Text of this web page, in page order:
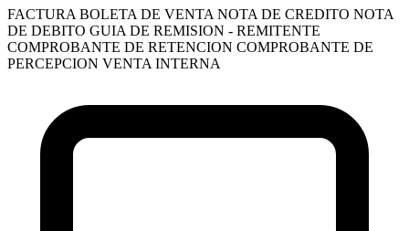
FACTURA BOLETA DE VENTA NOTA DE CREDITO NOTA
DE DEBITO GUIA DE REMISION - REMITENTE
COMPROBANTE DE RETENCION COMPROBANTE DE
PERCEPCION VENTA INTERNA